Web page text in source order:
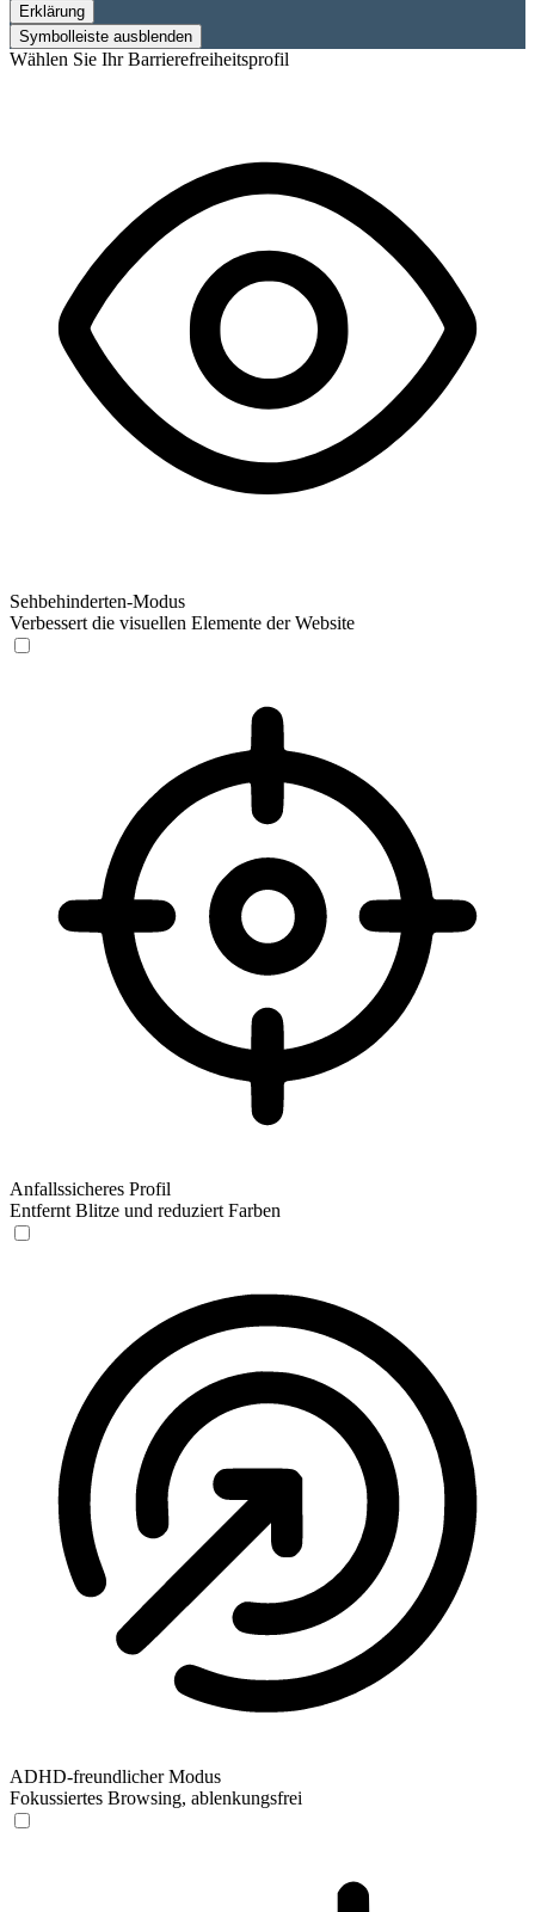
Erklärung
Symbolleiste ausblenden
Wählen Sie Ihr Barrierefreiheitsprofil
Sehbehinderten-Modus
Verbessert die visuellen Elemente der Website
Anfallssicheres Profil
Entfernt Blitze und reduziert Farben
ADHD-freundlicher Modus
Fokussiertes Browsing, ablenkungsfrei